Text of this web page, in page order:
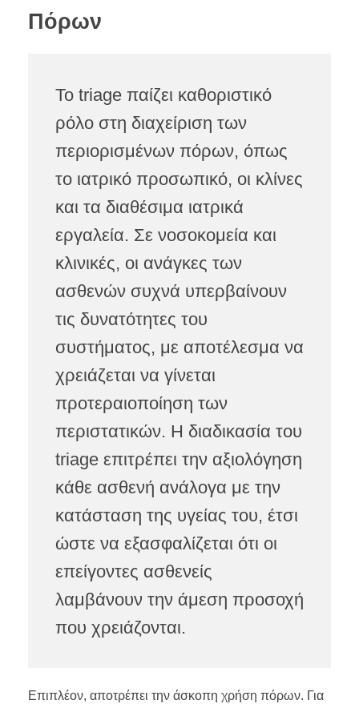
Πόρων
Το triage παίζει καθοριστικό
ρόλο στη διαχείριση των
περιορισμένων πόρων, όπως
το ιατρικό προσωπικό, οι κλίνες
και τα διαθέσιμα ιατρικά
εργαλεία. Σε νοσοκομεία και
κλινικές, οι ανάγκες των
ασθενών συχνά υπερβαίνουν
τις δυνατότητες του
συστήματος, με αποτέλεσμα να
χρειάζεται να γίνεται
προτεραιοποίηση των
περιστατικών. Η διαδικασία του
triage επιτρέπει την αξιολόγηση
κάθε ασθενή ανάλογα με την
κατάσταση της υγείας του, έτσι
ώστε να εξασφαλίζεται ότι οι
επείγοντες ασθενείς
λαμβάνουν την άμεση προσοχή
που χρειάζονται.
Επιπλέον, αποτρέπει την άσκοπη χρήση πόρων. Για